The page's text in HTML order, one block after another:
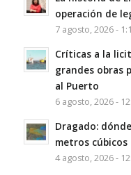
operación de
7 agosto, 2026 -
Críticas a la
grandes obras
al Puerto
6 agosto, 2026 -
Dragado:
metros cúbicos
4 agosto, 2026 -